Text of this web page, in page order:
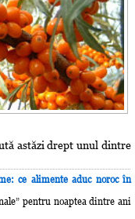
astăzi drept unul dintre
ce alimente aduc noroc în
pentru noaptea dintre ani